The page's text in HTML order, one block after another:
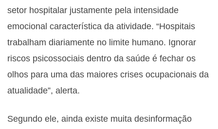
setor hospitalar justamente pela intensidade
emocional característica da atividade. “Hospitais
trabalham diariamente no limite humano. Ignorar
riscos psicossociais dentro da saúde é fechar os
olhos para uma das maiores crises ocupacionais da
atualidade”, alerta.
Segundo ele, ainda existe muita desinformação